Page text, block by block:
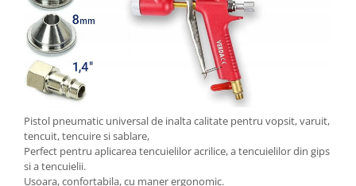
Pistol pneumatic universal de inalta calitate pentru vopsit, varuit,
tencuit, tencuire si sablare,
Perfect pentru aplicarea tencuielilor acrilice, a tencuielilor din gips
si a tencuielii.
Usoara, confortabila, cu maner ergonomic.